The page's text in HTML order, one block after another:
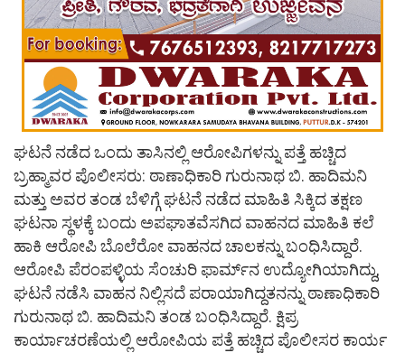
ಘಟನೆ ನಡೆದ ಒಂದು ತಾಸಿನಲ್ಲಿ ಆರೋಪಿಗಳನ್ನು ಪತ್ತೆ ಹಚ್ಚಿದ
ಬ್ರಹ್ಮಾವರ ಪೊಲೀಸರು: ಠಾಣಾಧಿಕಾರಿ ಗುರುನಾಥ ಬಿ. ಹಾದಿಮನಿ
ಮತ್ತು ಅವರ ತಂಡ ಬೆಳಿಗ್ಗೆ ಘಟನೆ ನಡೆದ ಮಾಹಿತಿ ಸಿಕ್ಕಿದ ತಕ್ಷಣ
ಘಟನಾ ಸ್ಥಳಕ್ಕೆ ಬಂದು ಅಪಘಾತವೆಸಗಿದ ವಾಹನದ ಮಾಹಿತಿ ಕಲೆ
ಹಾಕಿ ಆರೋಪಿ ಬೊಲೆರೋ ವಾಹನದ ಚಾಲಕನ್ನು ಬಂಧಿಸಿದ್ದಾರೆ.
ಆರೋಪಿ ಪೆರಂಪಳ್ಳಿಯ ಸೆಂಚುರಿ ಫಾರ್ಮ್‌ನ ಉದ್ಯೋಗಿಯಾಗಿದ್ದು,
ಘಟನೆ ನಡೆಸಿ ವಾಹನ ನಿಲ್ಲಿಸದೆ ಪರಾಯಾಗಿದ್ದತನನ್ನು ಠಾಣಾಧಿಕಾರಿ
ಗುರುನಾಥ ಬಿ. ಹಾದಿಮನಿ ತಂಡ ಬಂಧಿಸಿದ್ದಾರೆ. ಕ್ಷಿಪ್ರ
ಕಾರ್ಯಾಚರಣೆಯಲ್ಲಿ ಆರೋಪಿಯ ಪತ್ತೆ ಹಚ್ಚಿದ ಪೊಲೀಸರ ಕಾರ್ಯ